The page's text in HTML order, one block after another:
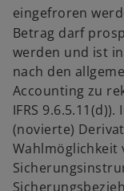
eingefroren
Betrag darf
werden und ist
nach den
Accounting zu
IFRS
(novierte)
Wahlmöglichkeit